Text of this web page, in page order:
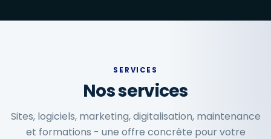
SERVICES
Nos services
Sites, logiciels, marketing, digitalisation, maintenance
et formations - une offre concrète pour votre